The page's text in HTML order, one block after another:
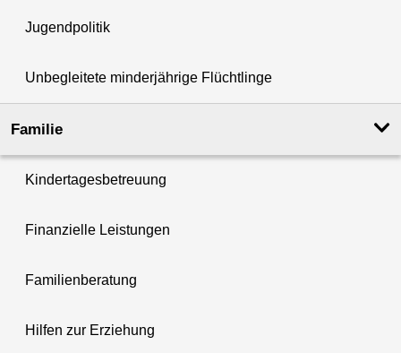
Jugendpolitik
Unbegleitete minderjährige Flüchtlinge
Familie
Kindertagesbetreuung
Finanzielle Leistungen
Familienberatung
Hilfen zur Erziehung